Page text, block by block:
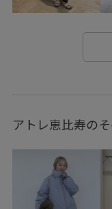
ボリューム感 モ
二の腕が隠
幅広 快適 普
着映え 細見え
軽い着心地 軽や
アトレ恵比寿の